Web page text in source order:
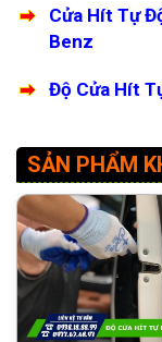
Cửa Hít Tự
Benz
Độ Cửa Hít
SẢN PHẨM